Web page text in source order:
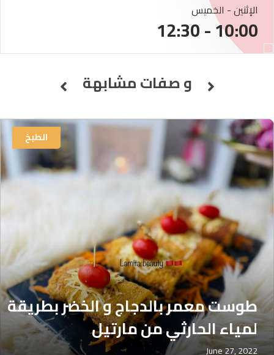
الإثنين - الخميس
10:00 - 12:30
و صفات مشابهة
طوست معمر بالدجاج و الخضر بطريقة
لمياء الحارثي من مارتيل
June 27, 2022
الطبخ